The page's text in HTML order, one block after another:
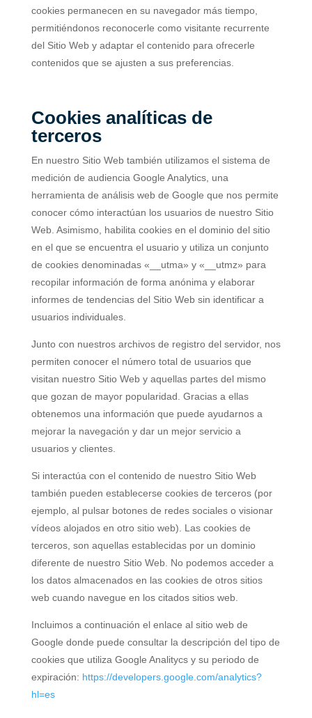
cookies permanecen en su navegador más tiempo,
permitiéndonos reconocerle como visitante recurrente
del Sitio Web y adaptar el contenido para ofrecerle
contenidos que se ajusten a sus preferencias.
Cookies analíticas de
terceros
En nuestro Sitio Web también utilizamos el sistema de
medición de audiencia Google Analytics, una
herramienta de análisis web de Google que nos permite
conocer cómo interactúan los usuarios de nuestro Sitio
Web. Asimismo, habilita cookies en el dominio del sitio
en el que se encuentra el usuario y utiliza un conjunto
de cookies denominadas «__utma» y «__utmz» para
recopilar información de forma anónima y elaborar
informes de tendencias del Sitio Web sin identificar a
usuarios individuales.
Junto con nuestros archivos de registro del servidor, nos
permiten conocer el número total de usuarios que
visitan nuestro Sitio Web y aquellas partes del mismo
que gozan de mayor popularidad. Gracias a ellas
obtenemos una información que puede ayudarnos a
mejorar la navegación y dar un mejor servicio a
usuarios y clientes.
Si interactúa con el contenido de nuestro Sitio Web
también pueden establecerse cookies de terceros (por
ejemplo, al pulsar botones de redes sociales o visionar
vídeos alojados en otro sitio web). Las cookies de
terceros, son aquellas establecidas por un dominio
diferente de nuestro Sitio Web. No podemos acceder a
los datos almacenados en las cookies de otros sitios
web cuando navegue en los citados sitios web.
Incluimos a continuación el enlace al sitio web de
Google donde puede consultar la descripción del tipo de
cookies que utiliza Google Analitycs y su periodo de
expiración: https://developers.google.com/analytics?
hl=es